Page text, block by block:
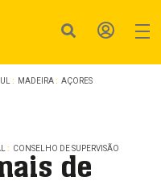
MADEIRA AÇORES
CONSELHO DE SUPERVISÃO
de